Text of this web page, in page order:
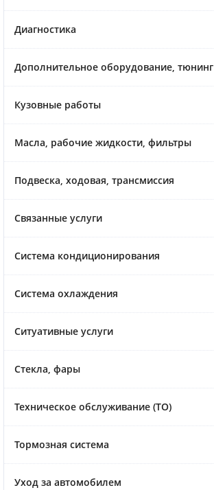
Диагностика
Дополнительное оборудование, тюнинг
Кузовные работы
Масла, рабочие жидкости, фильтры
Подвеска, ходовая, трансмиссия
Связанные услуги
Система кондиционирования
Система охлаждения
Ситуативные услуги
Стекла, фары
Техническое обслуживание (ТО)
Тормозная система
Уход за автомобилем